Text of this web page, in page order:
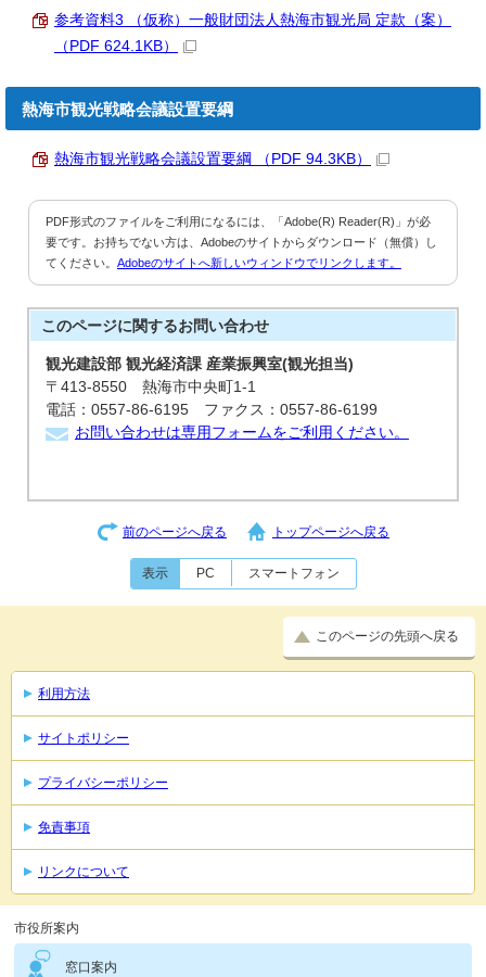
参考資料3 （仮称）一般財団法人熱海市観光局 定款（案）
（PDF 624.1KB）
熱海市観光戦略会議設置要綱
熱海市観光戦略会議設置要綱 （PDF 94.3KB）
PDF形式のファイルをご利用になるには、「Adobe(R) Reader(R)」が必
要です。お持ちでない方は、Adobeのサイトからダウンロード（無償）し
てください。 Adobeのサイトへ新しいウィンドウでリンクします。
このページに関するお問い合わせ
観光建設部 観光経済課 産業振興室(観光担当)
〒413-8550 熱海市中央町1-1
電話：0557-86-6195 ファクス：0557-86-6199
お問い合わせは専用フォームをご利用ください。
前のページへ戻る トップページへ戻る
表示 PC スマートフォン
このページの先頭へ戻る
利用方法
サイトポリシー
プライバシーポリシー
免責事項
リンクについて
市役所案内
窓口案内